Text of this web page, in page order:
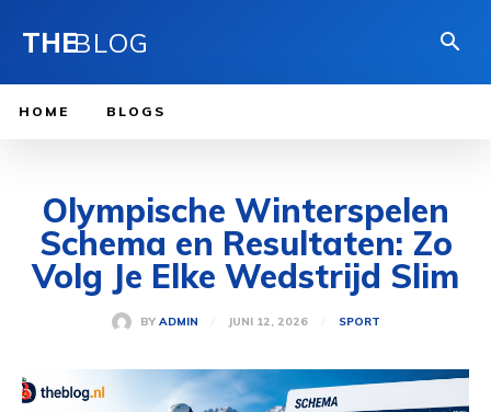
THEBLOG
HOME BLOGS
Olympische Winterspelen
Schema en Resultaten: Zo
Volg Je Elke Wedstrijd Slim
BY ADMIN JUNI 12, 2026 SPORT